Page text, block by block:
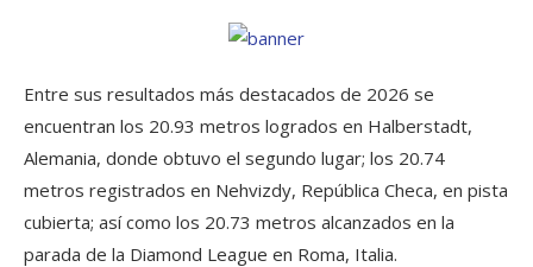
Entre sus resultados más destacados de 2026 se
encuentran los 20.93 metros logrados en Halberstadt,
Alemania, donde obtuvo el segundo lugar; los 20.74
metros registrados en Nehvizdy, República Checa, en pista
cubierta; así como los 20.73 metros alcanzados en la
parada de la Diamond League en Roma, Italia.